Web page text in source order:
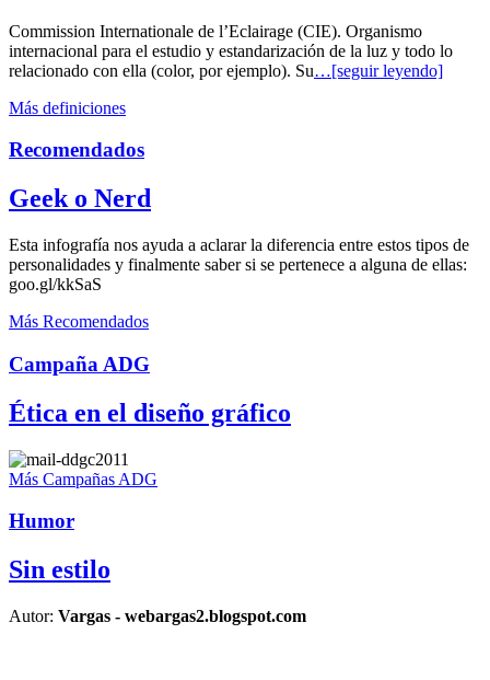
Commission Internationale de l’Eclairage (CIE). Organismo
internacional para el estudio y estandarización de la luz y todo lo
relacionado con ella (color, por ejemplo). Su…[seguir leyendo]
Más definiciones
Recomendados
Geek o Nerd
Esta infografía nos ayuda a aclarar la diferencia entre estos tipos de
personalidades y finalmente saber si se pertenece a alguna de ellas:
goo.gl/kkSaS
Más Recomendados
Campaña ADG
Ética en el diseño gráfico
Más Campañas ADG
Humor
Sin estilo
Autor: Vargas - webargas2.blogspot.com